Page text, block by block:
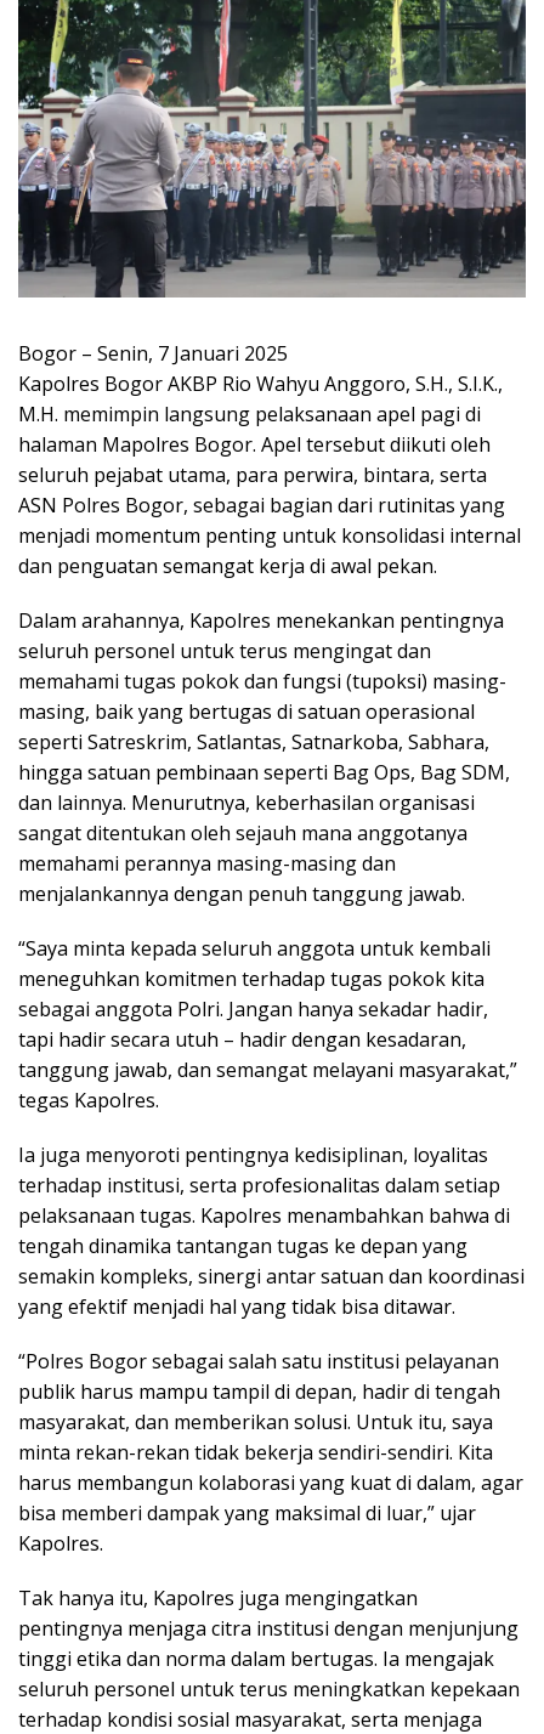
Bogor – Senin, 7 Januari 2025
Kapolres Bogor AKBP Rio Wahyu Anggoro, S.H., S.I.K.,
M.H. memimpin langsung pelaksanaan apel pagi di
halaman Mapolres Bogor. Apel tersebut diikuti oleh
seluruh pejabat utama, para perwira, bintara, serta
ASN Polres Bogor, sebagai bagian dari rutinitas yang
menjadi momentum penting untuk konsolidasi internal
dan penguatan semangat kerja di awal pekan.
Dalam arahannya, Kapolres menekankan pentingnya
seluruh personel untuk terus mengingat dan
memahami tugas pokok dan fungsi (tupoksi) masing-
masing, baik yang bertugas di satuan operasional
seperti Satreskrim, Satlantas, Satnarkoba, Sabhara,
hingga satuan pembinaan seperti Bag Ops, Bag SDM,
dan lainnya. Menurutnya, keberhasilan organisasi
sangat ditentukan oleh sejauh mana anggotanya
memahami perannya masing-masing dan
menjalankannya dengan penuh tanggung jawab.
“Saya minta kepada seluruh anggota untuk kembali
meneguhkan komitmen terhadap tugas pokok kita
sebagai anggota Polri. Jangan hanya sekadar hadir,
tapi hadir secara utuh – hadir dengan kesadaran,
tanggung jawab, dan semangat melayani masyarakat,”
tegas Kapolres.
Ia juga menyoroti pentingnya kedisiplinan, loyalitas
terhadap institusi, serta profesionalitas dalam setiap
pelaksanaan tugas. Kapolres menambahkan bahwa di
tengah dinamika tantangan tugas ke depan yang
semakin kompleks, sinergi antar satuan dan koordinasi
yang efektif menjadi hal yang tidak bisa ditawar.
“Polres Bogor sebagai salah satu institusi pelayanan
publik harus mampu tampil di depan, hadir di tengah
masyarakat, dan memberikan solusi. Untuk itu, saya
minta rekan-rekan tidak bekerja sendiri-sendiri. Kita
harus membangun kolaborasi yang kuat di dalam, agar
bisa memberi dampak yang maksimal di luar,” ujar
Kapolres.
Tak hanya itu, Kapolres juga mengingatkan
pentingnya menjaga citra institusi dengan menjunjung
tinggi etika dan norma dalam bertugas. Ia mengajak
seluruh personel untuk terus meningkatkan kepekaan
terhadap kondisi sosial masyarakat, serta menjaga